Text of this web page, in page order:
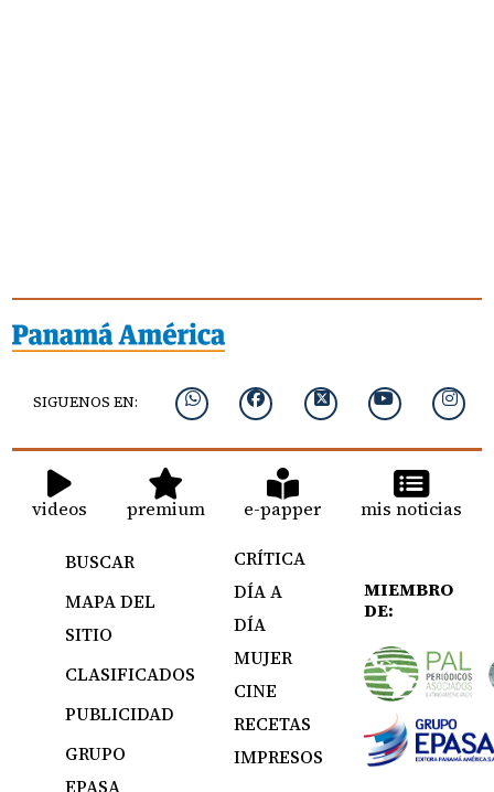
SIGUENOS EN:
videos premium e-papper mis noticias
BUSCAR
MAPA DEL
SITIO
CLASIFICADOS
PUBLICIDAD
GRUPO
EPASA
CRÍTICA
DÍA A
DÍA
MUJER
CINE
RECETAS
IMPRESOS
MIEMBRO
DE: